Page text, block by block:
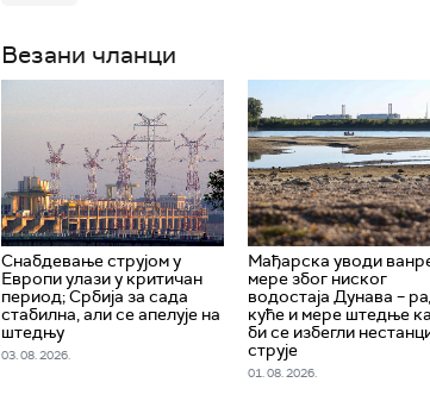
Везани чланци
Снабдевање струјом у
Европи улази у критичан
период; Србија за сада
стабилна, али се апелује на
штедњу
03. 08. 2026.
Мађарска уводи
мере због ниског
водостаја Дунава –
куће и мере штедње
би се избегли
струје
01. 08. 2026.